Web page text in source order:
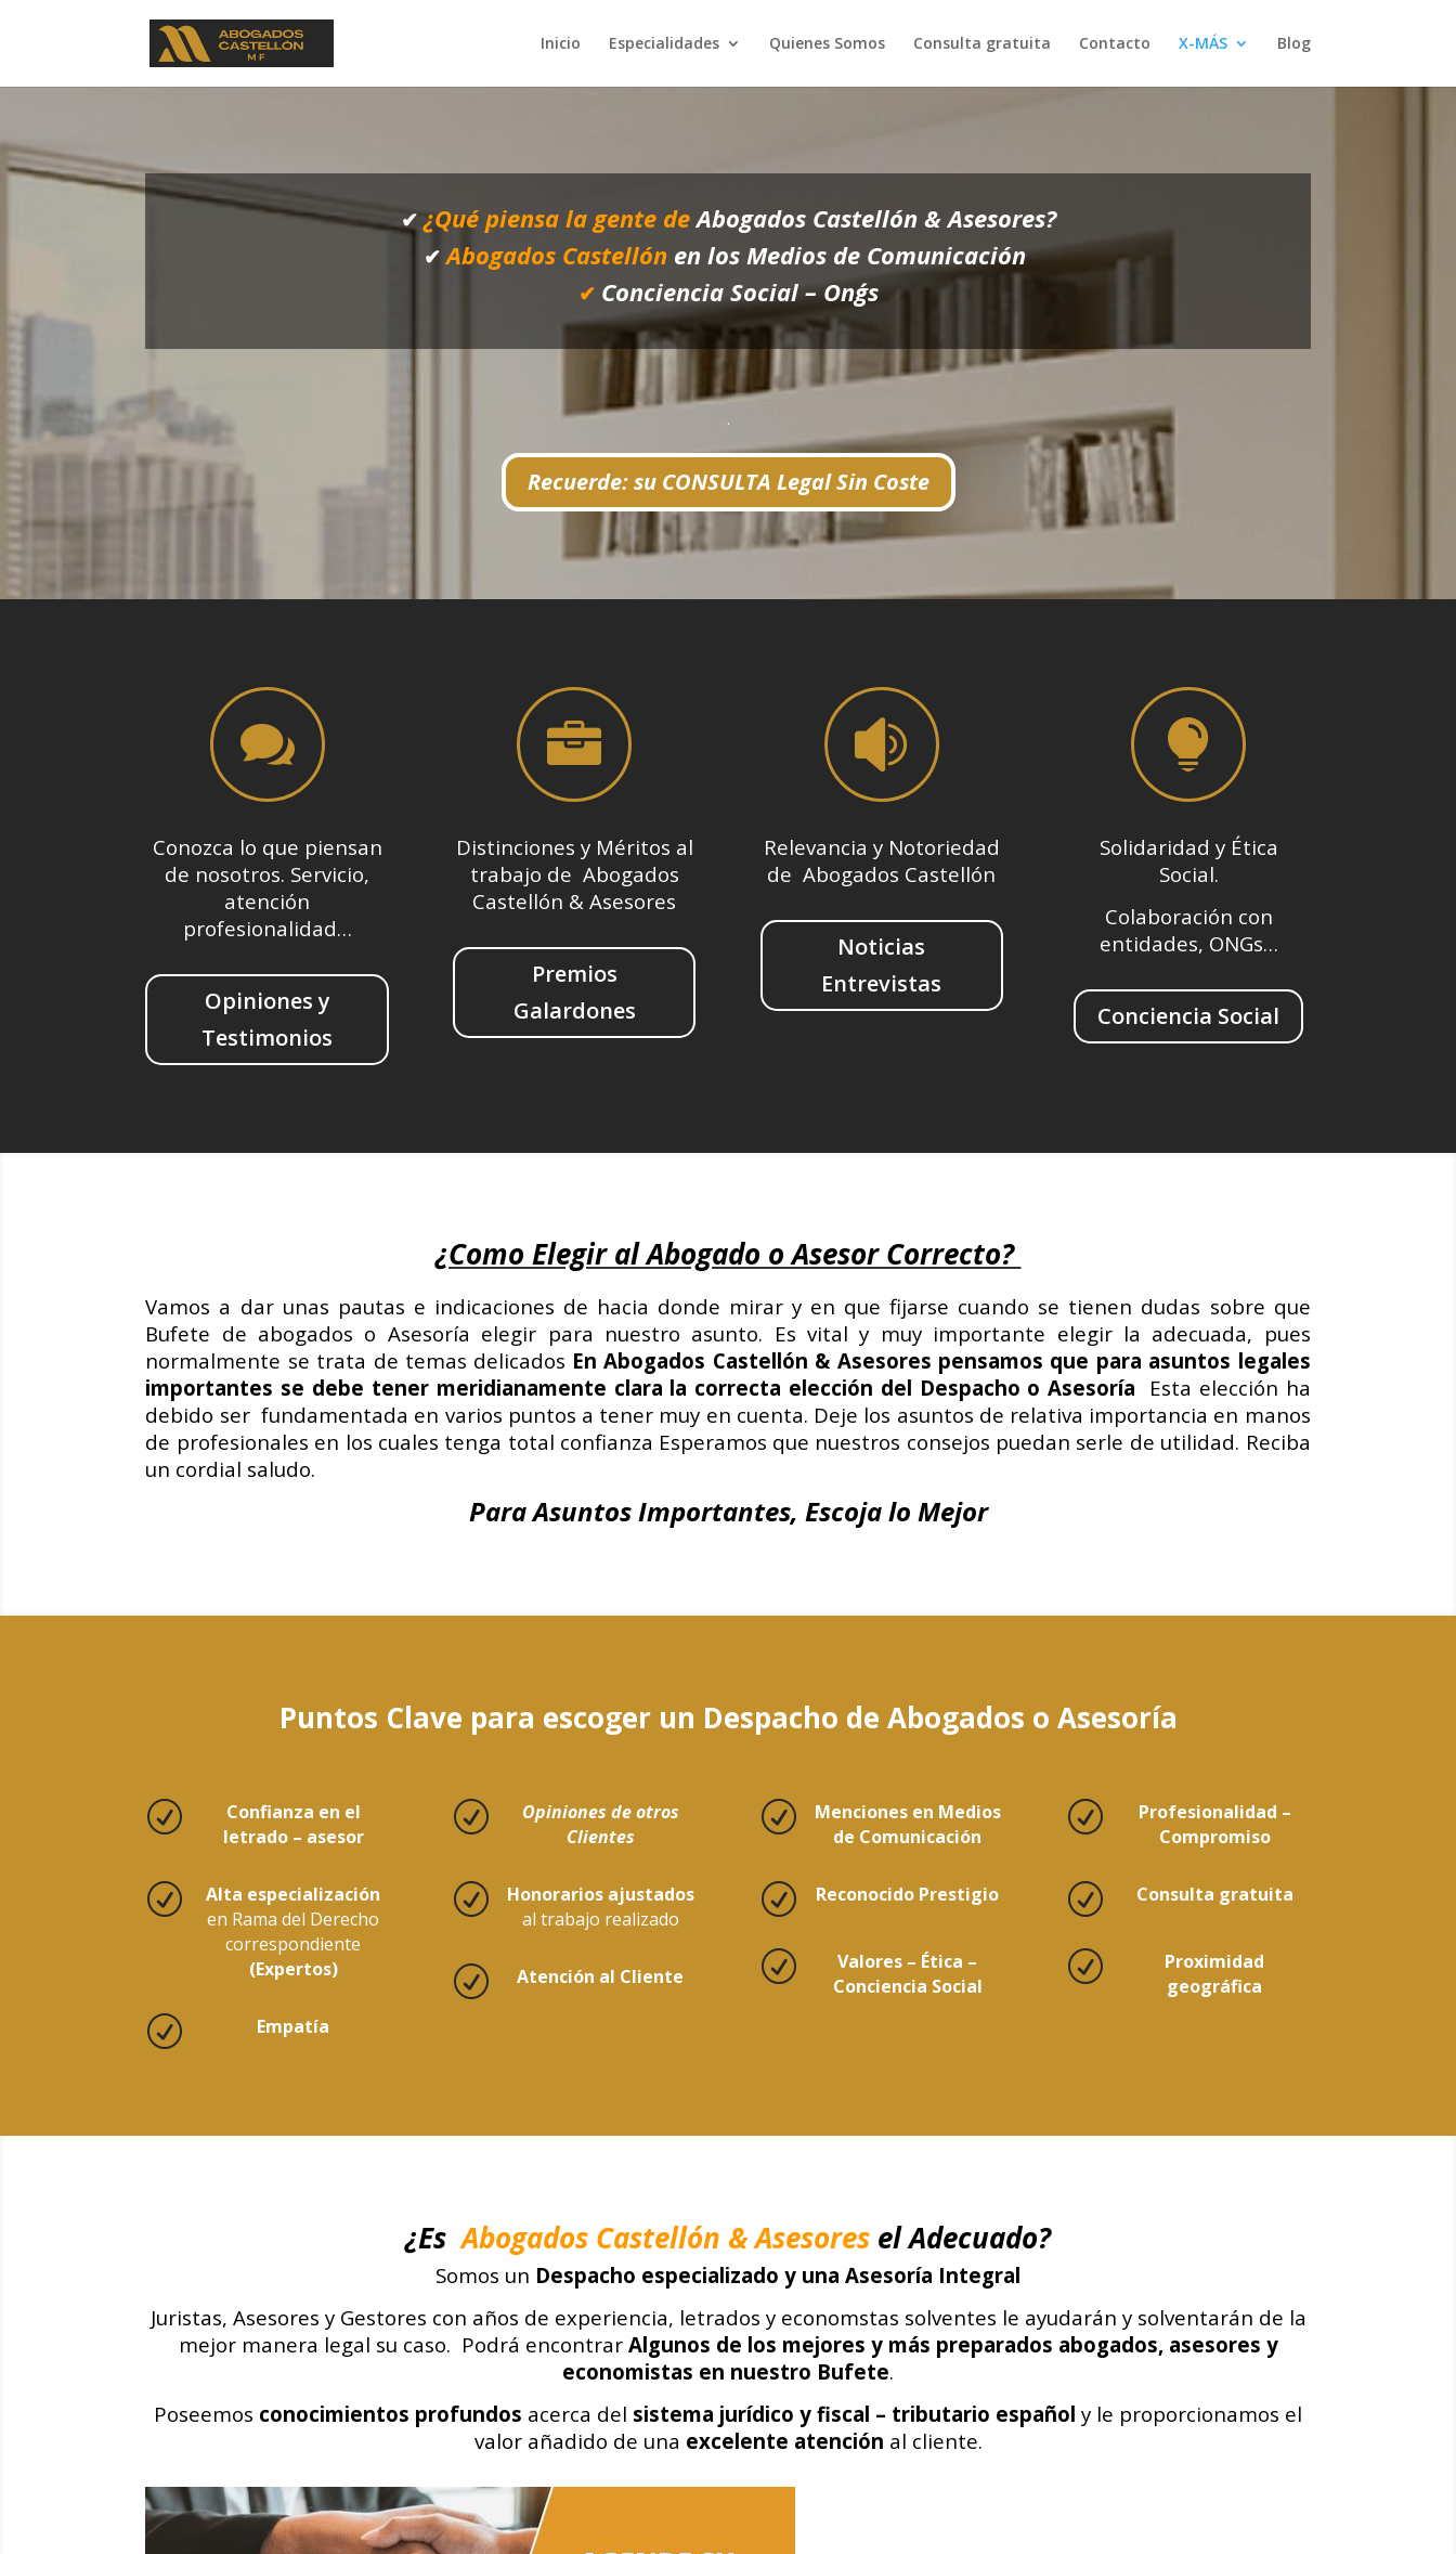
Inicio Especialidades Quienes Somos Consulta gratuita Contacto X-MÁS Blog
✔ ¿Qué piensa la gente de Abogados Castellón & Asesores?
✔Abogados Castellón en los Medios de Comunicación
✔ Conciencia Social – Ong´s
.
Recuerde: su CONSULTA Legal Sin Coste

Conozca lo que piensan
de nosotros. Servicio,
atención
profesionalidad…
Opiniones y
Testimonios

Distinciones y Méritos al
trabajo de Abogados
Castellón & Asesores
Premios
Galardones

Relevancia y Notoriedad
de Abogados Castellón
Noticias
Entrevistas

Solidaridad y Ética
Social.
Colaboración con
entidades, ONGs…
Conciencia Social
¿Como Elegir al Abogado o Asesor Correcto?
Vamos a dar unas pautas e indicaciones de hacia donde mirar y en que fijarse cuando se tienen dudas sobre que
Bufete de abogados o Asesoría elegir para nuestro asunto. Es vital y muy importante elegir la adecuada, pues
normalmente se trata de temas delicados En Abogados Castellón & Asesores pensamos que para asuntos legales
importantes se debe tener meridianamente clara la correcta elección del Despacho o Asesoría
Esta elección ha
debido ser fundamentada en varios puntos a tener muy en cuenta. Deje los asuntos de relativa importancia en manos
de profesionales en los cuales tenga total confianza Esperamos que nuestros consejos puedan serle de utilidad. Reciba
un cordial saludo.
Para Asuntos Importantes, Escoja lo Mejor
Puntos Clave para escoger un Despacho de Abogados o Asesoría
R
Confianza en el
letrado – asesor
R
Alta especialización
en Rama del Derecho
correspondiente
(Expertos)
R Empatía
R
Opiniones de otros
Clientes
R
Honorarios ajustados
al trabajo realizado
R Atención al Cliente
R
Menciones en Medios
de Comunicación
R Reconocido Prestigio
R
Valores – Ética –
Conciencia Social
R
Profesionalidad –
Compromiso
R Consulta gratuita
R
Proximidad
geográfica
¿Es Abogados Castellón & Asesores el Adecuado?
Somos un Despacho especializado y una Asesoría Integral
Juristas, Asesores y Gestores con años de experiencia, letrados y economstas solventes le ayudarán y solventarán de la
mejor manera legal su caso. Podrá encontrar Algunos de los mejores y más preparados abogados, asesores y
economistas en nuestro Bufete.
Poseemos conocimientos profundos acerca del sistema jurídico y fiscal – tributario español y le proporcionamos el
valor añadido de una excelente atención al cliente.